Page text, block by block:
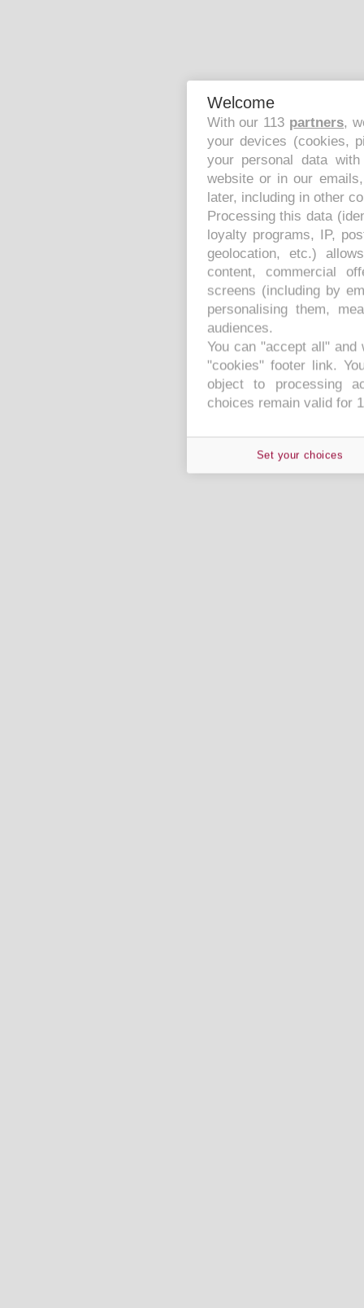
Welcome
With our 113 partners,
your devices (cookies,
your personal data
website or in our
later, including in other
Processing this data
loyalty programs, IP,
geolocation, etc.)
content, commercial
screens (including by
personalising them,
audiences.
You can "accept all"
"cookies" footer link.
object to processing
choices remain valid for
Set your choices